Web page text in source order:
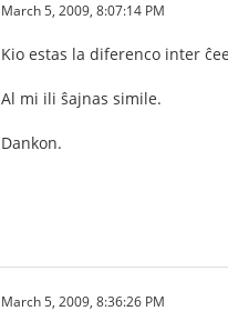
March 5, 2009, 8:07:14 PM
Kio estas la diferenco inter
Al mi ili ŝajnas simile.
Dankon.
March 5, 2009, 8:36:26 PM